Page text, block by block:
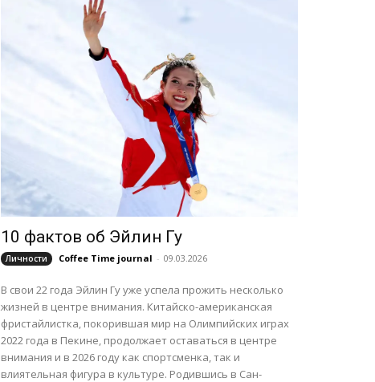
10 фактов об Эйлин Гу
Личности Coffee Time journal - 09.03.2026
В свои 22 года Эйлин Гу уже успела прожить несколько
жизней в центре внимания. Китайско-американская
фристайлистка, покорившая мир на Олимпийских играх
2022 года в Пекине, продолжает оставаться в центре
внимания и в 2026 году как спортсменка, так и
влиятельная фигура в культуре. Родившись в Сан-